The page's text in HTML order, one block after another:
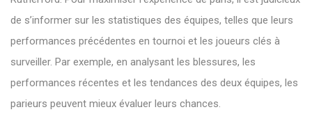
de s’informer sur les statistiques des équipes, telles que leurs
performances précédentes en tournoi et les joueurs clés à
surveiller. Par exemple, en analysant les blessures, les
performances récentes et les tendances des deux équipes, les
parieurs peuvent mieux évaluer leurs chances.